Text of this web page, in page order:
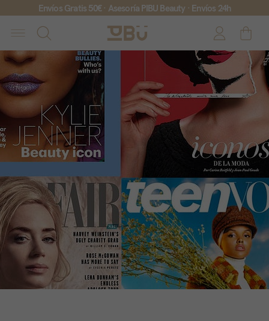
Envíos Gratis 50€ · Asesoría PIBU Beauty · Envíos 24h